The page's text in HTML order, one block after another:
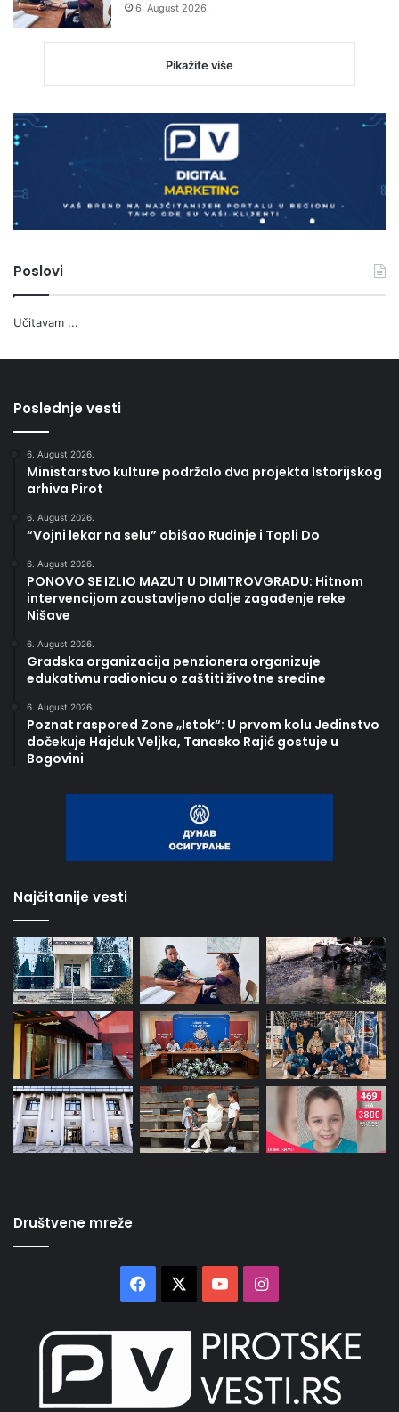
6. August 2026.
Pikažite više
Poslovi
Učitavam ...
Poslednje vesti
6. August 2026.
Ministarstvo kulture podržalo dva projekta Istorijskog
arhiva Pirot
6. August 2026.
“Vojni lekar na selu” obišao Rudinje i Topli Do
6. August 2026.
PONOVO SE IZLIO MAZUT U DIMITROVGRADU: Hitnom
intervencijom zaustavljeno dalje zagađenje reke
Nišave
6. August 2026.
Gradska organizacija penzionera organizuje
edukativnu radionicu o zaštiti životne sredine
6. August 2026.
Poznat raspored Zone „Istok“: U prvom kolu Jedinstvo
dočekuje Hajduk Veljka, Tanasko Rajić gostuje u
Bogovini
Najčitanije vesti
Društvene mreže
Facebook YouTubeInstagram